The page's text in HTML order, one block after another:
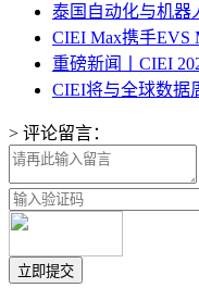
泰国自动化与机器
CIEI Max携手EVS
重磅新闻丨CIEI
CIEI将与全球数据
> 评论留言：